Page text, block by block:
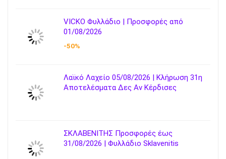
VICKO Φυλλάδιο | Προσφορές από
01/08/2026
-50%
Λαϊκό Λαχείο 05/08/2026 | Κλήρωση 31η
Αποτελέσματα Δες Αν Κέρδισες
ΣΚΛΑΒΕΝΙΤΗΣ Προσφορές έως
31/08/2026 | Φυλλάδιο Sklavenitis